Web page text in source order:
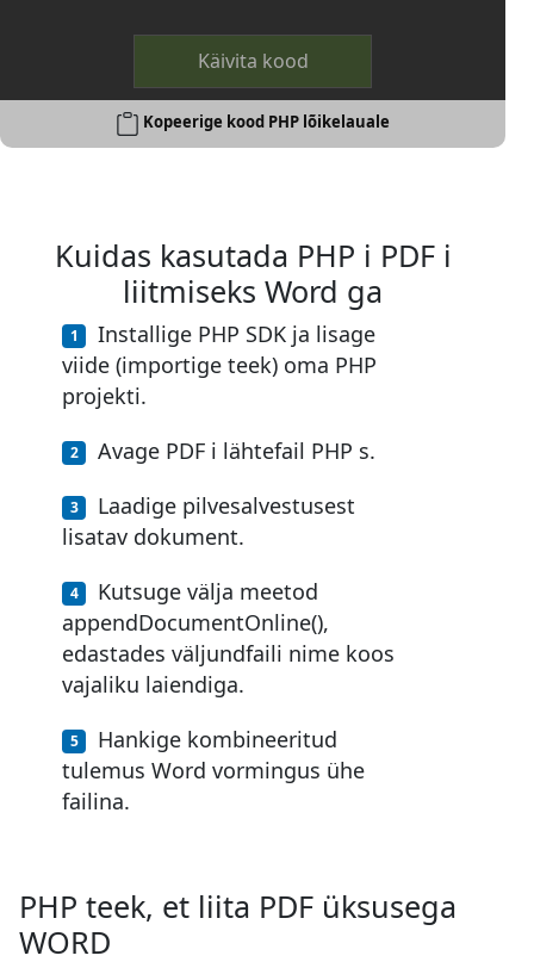
Käivita kood
Kopeerige kood PHP lõikelauale
Kuidas kasutada PHP i PDF i
liitmiseks Word ga
Installige PHP SDK ja lisage
viide (importige teek) oma PHP
projekti.
Avage PDF i lähtefail PHP s.
Laadige pilvesalvestusest
lisatav dokument.
Kutsuge välja meetod
appendDocumentOnline(),
edastades väljundfaili nime koos
vajaliku laiendiga.
Hankige kombineeritud
tulemus Word vormingus ühe
failina.
PHP teek, et liita PDF üksusega
WORD